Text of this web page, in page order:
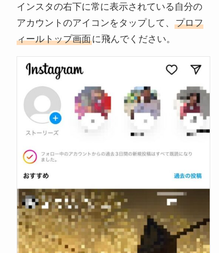
インスタの右下に常に表示されている自分の
アカウントのアイコンをタップして、 プロフ
ィールトップ画面に飛んでください。